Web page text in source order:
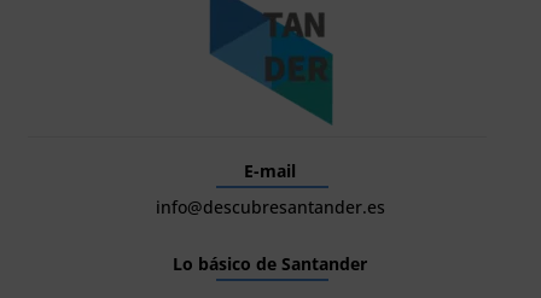
E-mail
info@descubresantander.es
Lo básico de Santander